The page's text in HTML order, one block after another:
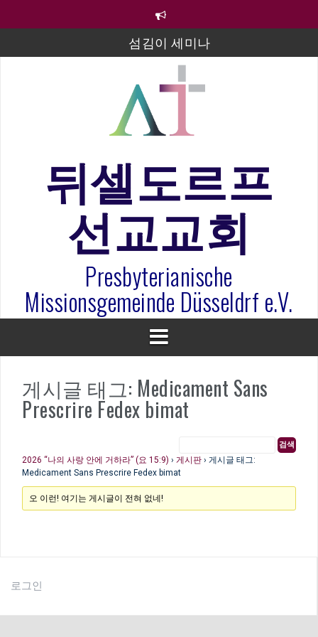
섬김이 세미나
김태희 자매 졸업연주
2023년 어린이 주일 유초등부 발표
라합3 나라 봉헌송
은퇴사-우선화 권사
20260322 주안에 가만히 머물기(요한복음 15:1-17) 손
훈목사
뒤셀도르프
선교교회
Presbyterianische
Missionsgemeinde Düsseldrf e.V.
게시글 태그: Medicament Sans
Prescrire Fedex bimat
2026 “나의 사랑 안에 거하라” (요 15:9) › 게시판 › 게시글 태그:
Medicament Sans Prescrire Fedex bimat
오 이런! 여기는 게시글이 전혀 없네!
로그인